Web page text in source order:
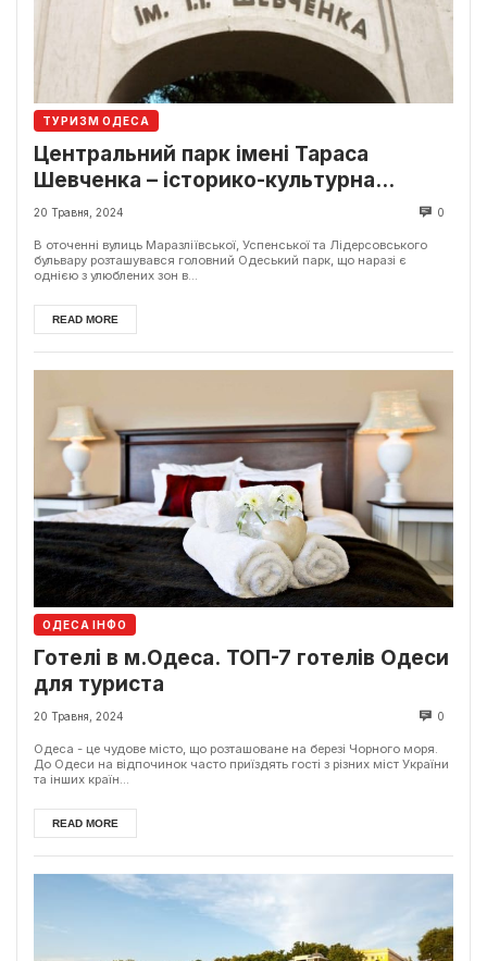
ТУРИЗМ ОДЕСА
Центральний парк імені Тараса
Шевченка – історико-культурна
пам’ятка Одеси
20 Травня, 2024 0
В оточенні вулиць Маразліївської, Успенської та Лідерсовського
бульвару розташувався головний Одеський парк, що наразі є
однією з улюблених зон в...
READ MORE
ОДЕСА ІНФО
Готелі в м.Одеса. ТОП-7 готелів Одеси
для туриста
20 Травня, 2024 0
Одеса - це чудове місто, що розташоване на березі Чорного моря.
До Одеси на відпочинок часто приїздять гості з різних міст України
та інших країн...
READ MORE